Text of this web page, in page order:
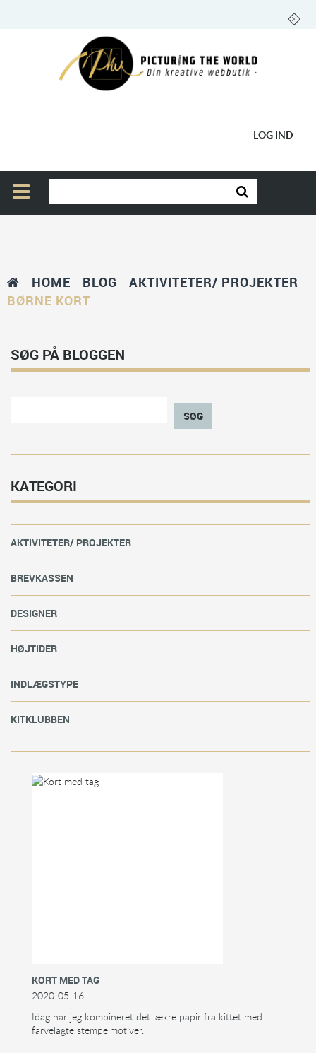
LOG IND
HOME BLOG
AKTIVITETER/ PROJEKTER
BØRNE KORT
SØG PÅ BLOGGEN
SØG
KATEGORI
AKTIVITETER/ PROJEKTER
BREVKASSEN
DESIGNER
HØJTIDER
INDLÆGSTYPE
KITKLUBBEN
KORT MED TAG
2020-05-16
Idag har jeg kombineret det lækre papir fra kittet med
farvelagte stempelmotiver.